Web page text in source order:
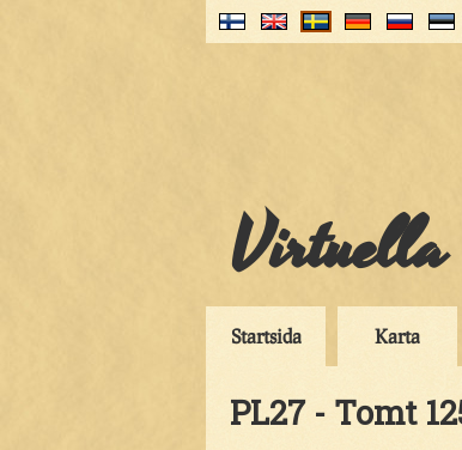
Startsida Karta
PL27 - Tomt